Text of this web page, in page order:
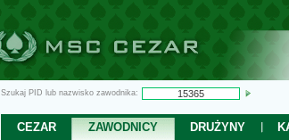
Szukaj PID lub nazwisko zawodnika:
CEZAR ZAWODNICY DRUŻYNY